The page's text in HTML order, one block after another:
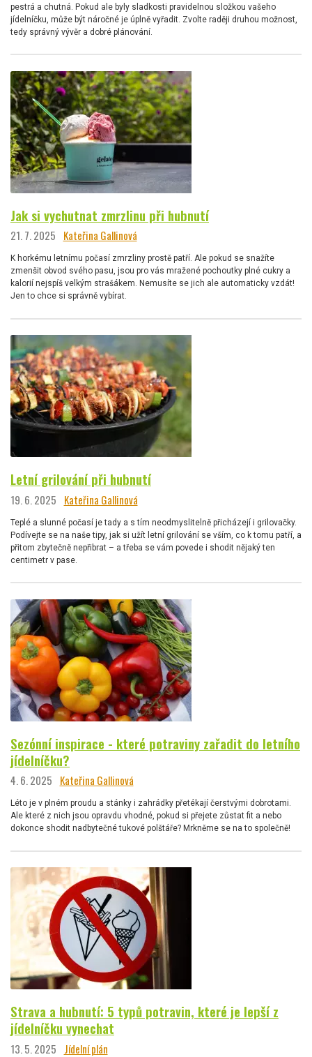
pestrá a chutná. Pokud ale byly sladkosti pravidelnou složkou vašeho
jídelníčku, může být náročné je úplně vyřadit. Zvolte raději druhou možnost,
tedy správný vývěr a dobré plánování.
Jak si vychutnat zmrzlinu při hubnutí
21. 7. 2025 Kateřina Gallinová
K horkému letnímu počasí zmrzliny prostě patří. Ale pokud se snažíte
zmenšit obvod svého pasu, jsou pro vás mražené pochoutky plné cukry a
kalorií nejspíš velkým strašákem. Nemusíte se jich ale automaticky vzdát!
Jen to chce si správně vybírat.
Letní grilování při hubnutí
19. 6. 2025 Kateřina Gallinová
Teplé a slunné počasí je tady a s tím neodmyslitelně přicházejí i grilovačky.
Podívejte se na naše tipy, jak si užít letní grilování se vším, co k tomu patří, a
přitom zbytečně nepřibrat – a třeba se vám povede i shodit nějaký ten
centimetr v pase.
Sezónní inspirace - které potraviny zařadit do letního
jídelníčku?
4. 6. 2025 Kateřina Gallinová
Léto je v plném proudu a stánky i zahrádky přetékají čerstvými dobrotami.
Ale které z nich jsou opravdu vhodné, pokud si přejete zůstat fit a nebo
dokonce shodit nadbytečné tukové polštáře? Mrkněme se na to společně!
Strava a hubnutí: 5 typů potravin, které je lepší z
jídelníčku vynechat
13. 5. 2025 Jídelní plán